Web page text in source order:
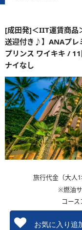
[成田発]＜IIT運賃商品
送迎付き♪】ANAプレ
プリンス ワイキキ /
ナイなし
旅行代金（大人1
※燃油
コー
お気に入り